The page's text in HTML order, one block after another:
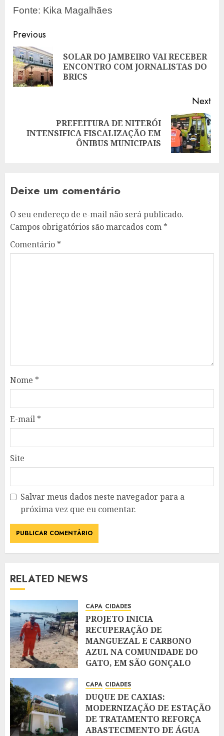
Fonte: Kika Magalhães
Post
navigation
Previous
SOLAR DO JAMBEIRO VAI RECEBER
ENCONTRO COM JORNALISTAS DO
BRICS
Next
Next
PREFEITURA DE NITERÓI
INTENSIFICA FISCALIZAÇÃO EM
ÔNIBUS MUNICIPAIS
Deixe um comentário
O seu endereço de e-mail não será publicado.
Campos obrigatórios são marcados com *
Comentário *
Nome *
E-mail *
Site
Salvar meus dados neste navegador para a
próxima vez que eu comentar.
RELATED NEWS
CAPA CIDADES
PROJETO INICIA
RECUPERAÇÃO DE
MANGUEZAL E CARBONO
AZUL NA COMUNIDADE DO
GATO, EM SÃO GONÇALO
CAPA CIDADES
DUQUE DE CAXIAS:
MODERNIZAÇÃO DE ESTAÇÃO
DE TRATAMENTO REFORÇA
ABASTECIMENTO DE ÁGUA